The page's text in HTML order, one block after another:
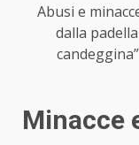
Abusi e
dalla
Minacce